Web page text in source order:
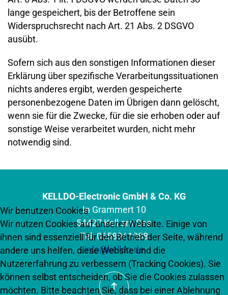
lange gespeichert, bis der Betroffene sein
Widerspruchsrecht nach Art. 21 Abs. 2 DSGVO
ausübt.
Sofern sich aus den sonstigen Informationen dieser
Erklärung über spezifische Verarbeitungssituationen
nichts anderes ergibt, werden gespeicherte
personenbezogene Daten im Übrigen dann gelöscht,
wenn sie für die Zwecke, für die sie erhoben oder auf
sonstige Weise verarbeitet wurden, nicht mehr
notwendig sind.
KELLDO-Electronic GmbH & Co. KG
In Grammert 10
54427 Kell am See
Tel. 06589/ 1088
info@kelldo.de
Wir benutzen Cookies
Wir nutzen Cookies auf unserer Website. Einige von
ihnen sind essenziell für den Betrieb der Seite, während
andere uns helfen, diese Website und die
Nutzererfahrung zu verbessern (Tracking Cookies). Sie
können selbst entscheiden, ob Sie die Cookies zulassen
möchten. Bitte beachten Sie, dass bei einer Ablehnung